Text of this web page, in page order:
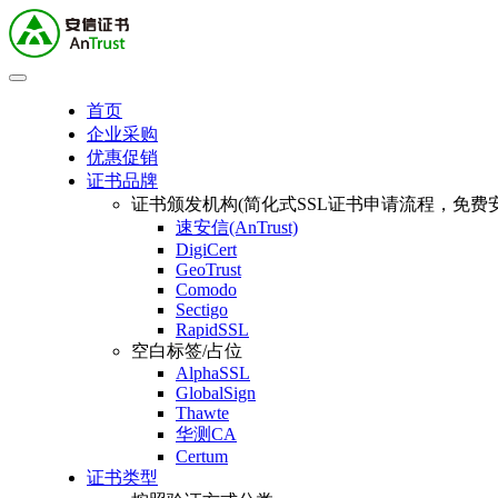
首页
企业采购
优惠促销
证书品牌
证书颁发机构(简化式SSL证书申请流程，免费
速安信(AnTrust)
DigiCert
GeoTrust
Comodo
Sectigo
RapidSSL
空白标签/占位
AlphaSSL
GlobalSign
Thawte
华测CA
Certum
证书类型